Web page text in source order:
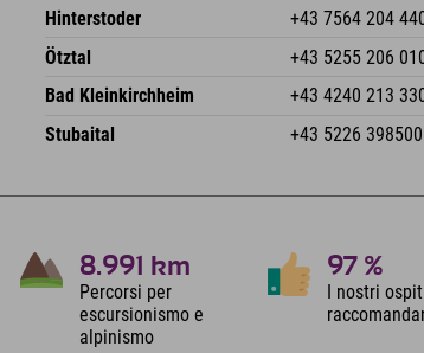
Austria
Prenotazione
Schmiedau 2
Austria
Salva
Prenotazione
Hinterstoder +43 7564 204
Freizeitpark 10
Austria
Salva
Prenotazione
Ötztal +43 5255 206
Gscheat 14
Austria
Salva
Prenotazione
Bad Kleinkirchheim +43 4240 213
Dorfstraße 24
Salva indirizzo
Invia email
Stubaital +43 5226 398500
8.991 km
Percorsi per
escursionismo e
alpinismo
97 %
I nostri